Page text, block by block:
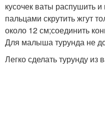
кусочек ваты распушить
пальцами скрутить жгут
около 12 см;соединить
Для малыша турунда не
Легко сделать турунду из